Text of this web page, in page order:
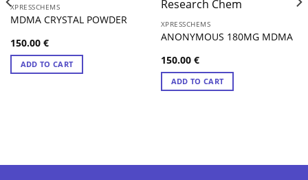
XPRESSCHEMS
MDMA CRYSTAL POWDER
150.00 €
ADD TO CART
XPRESSCHEMS
ANONYMOUS 180MG MDMA
150.00 €
ADD TO CART